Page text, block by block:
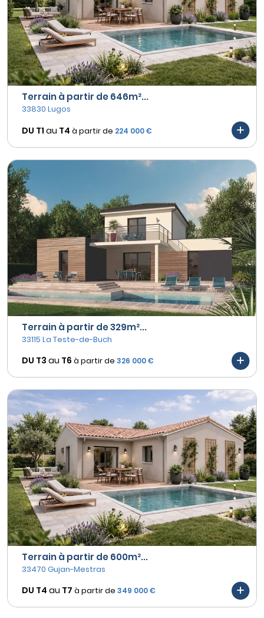
Terrain à partir de 646m²...
33830 Lugos
DU T1 au T4 à partir de 224 000 €
Terrain à partir de 329m²...
33115 La Teste-de-Buch
DU T3 au T6 à partir de 326 000 €
Terrain à partir de 600m²...
33470 Gujan-Mestras
DU T4 au T7 à partir de 349 000 €